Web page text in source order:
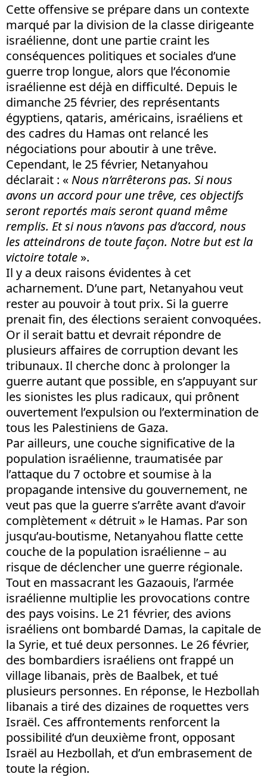
Cette offensive se prépare dans un contexte
marqué par la division de la classe dirigeante
israélienne, dont une partie craint les
conséquences politiques et sociales d’une
guerre trop longue, alors que l’économie
israélienne est déjà en difficulté. Depuis le
dimanche 25 février, des représentants
égyptiens, qataris, américains, israéliens et
des cadres du Hamas ont relancé les
négociations pour aboutir à une trêve.
Cependant, le 25 février, Netanyahou
déclarait : «Nous n’arrêterons pas. Si nous
avons un accord pour une trêve, ces objectifs
seront reportés mais seront quand même
remplis. Et si nous n’avons pas d’accord, nous
les atteindrons de toute façon. Notre but est la
victoire totale ».
Il y a deux raisons évidentes à cet
acharnement. D’une part, Netanyahou veut
rester au pouvoir à tout prix. Si la guerre
prenait fin, des élections seraient convoquées.
Or il serait battu et devrait répondre de
plusieurs affaires de corruption devant les
tribunaux. Il cherche donc à prolonger la
guerre autant que possible, en s’appuyant sur
les sionistes les plus radicaux, qui prônent
ouvertement l’expulsion ou l’extermination de
tous les Palestiniens de Gaza.
Par ailleurs, une couche significative de la
population israélienne, traumatisée par
l’attaque du 7 octobre et soumise à la
propagande intensive du gouvernement, ne
veut pas que la guerre s’arrête avant d’avoir
complètement « détruit » le Hamas. Par son
jusqu’au-boutisme, Netanyahou flatte cette
couche de la population israélienne – au
risque de déclencher une guerre régionale.
Tout en massacrant les Gazaouis, l’armée
israélienne multiplie les provocations contre
des pays voisins. Le 21 février, des avions
israéliens ont bombardé Damas, la capitale de
la Syrie, et tué deux personnes. Le 26 février,
des bombardiers israéliens ont frappé un
village libanais, près de Baalbek, et tué
plusieurs personnes. En réponse, le Hezbollah
libanais a tiré des dizaines de roquettes vers
Israël. Ces affrontements renforcent la
possibilité d’un deuxième front, opposant
Israël au Hezbollah, et d’un embrasement de
toute la région.